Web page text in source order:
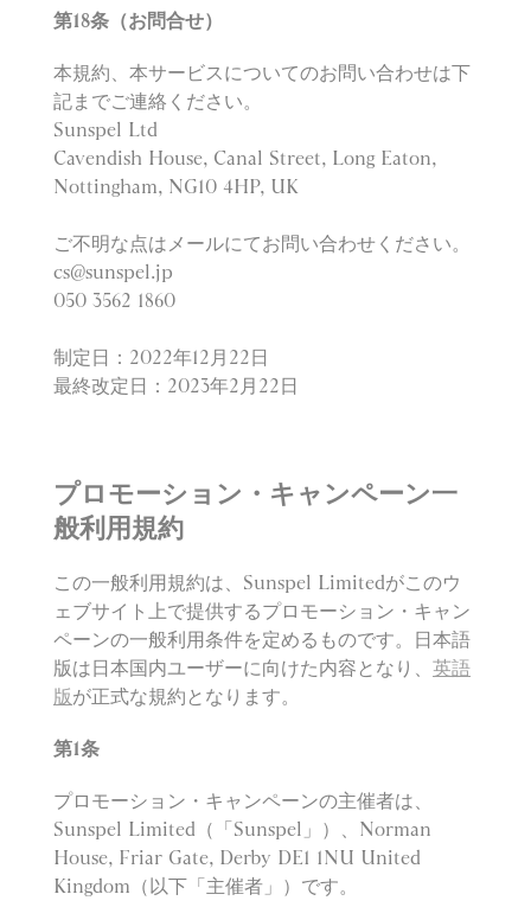
第18条（お問合せ）
本規約、本サービスについてのお問い合わせは下
記までご連絡ください。
Sunspel Ltd
Cavendish House, Canal Street, Long Eaton,
Nottingham, NG10 4HP, UK
ご不明な点はメールにてお問い合わせください。
cs@sunspel.jp
050 3562 1860
制定日： 2022年12 月 22日
最終改定日： 2023年2 月 22日
プロモーション・キャンペーン一
般利用規約
この一般利用規約は、Sunspel Limitedがこのウ
ェブサイト上で提供するプロモーション・キャン
ペーンの一般利用条件を定めるものです。日本語
版は日本国内ユーザーに向けた内容となり、 英語
版が正式な規約となります。
第1条
プロモーション・キャンペーンの主催者は、
Sunspel Limited（「Sunspel」）、Norman
House, Friar Gate, Derby DE1 1NU United
Kingdom（以下「主催者」）です。